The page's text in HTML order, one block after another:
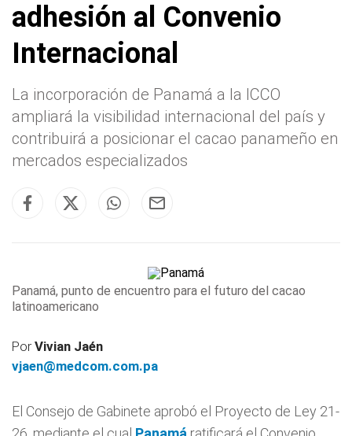
adhesión al Convenio
Internacional
La incorporación de Panamá a la ICCO
ampliará la visibilidad internacional del país y
contribuirá a posicionar el cacao panameño en
mercados especializados
Panamá, punto de encuentro para el futuro del cacao
latinoamericano
PorVivian Jaén
vjaen@medcom.com.pa
El Consejo de Gabinete aprobó el Proyecto de Ley 21-